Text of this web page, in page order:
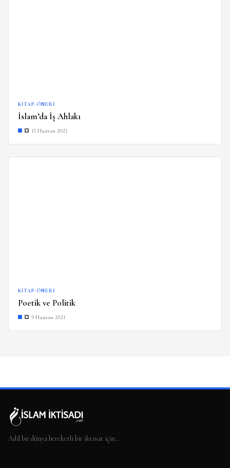
KITAP-ÖNERI
İslam’da İş Ahlakı
15 Haziran 2021
KITAP-ÖNERI
Poetik ve Politik
9 Haziran 2021
Adil bir dünya bereketli bir iktisat için…